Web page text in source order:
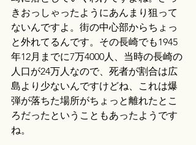
きおっしゃったようにあんまり狙って
ないんですよ。街の中心部からちょっ
と外れてるんです。その長崎でも1945
年12月までに7万4000人、当時の長崎の
人口が24万人なので、死者が割合は広
島より少ないんですけどね、これは爆
弾が落ちた場所がちょっと離れたとこ
ろだったということもあったようです
ね。